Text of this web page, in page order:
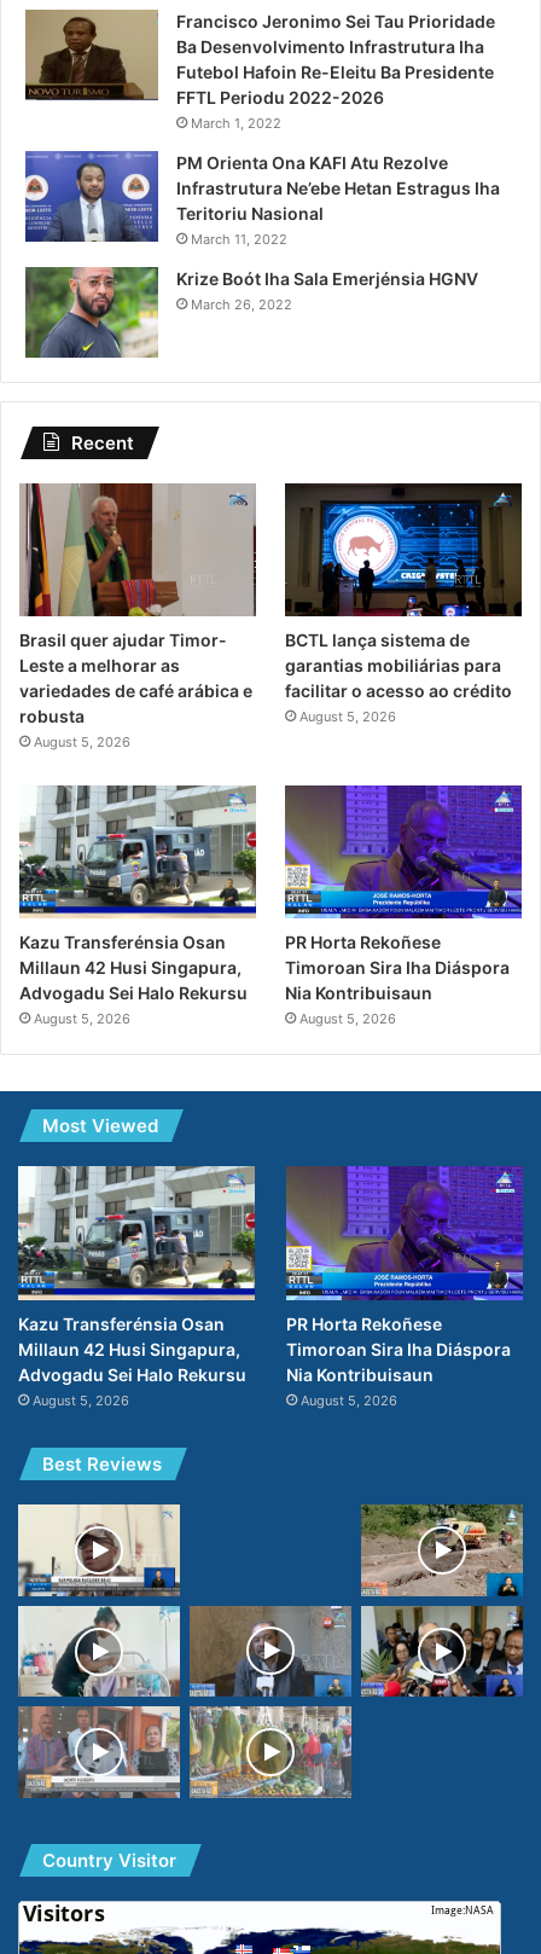
Francisco Jeronimo Sei Tau Prioridade
Ba Desenvolvimento Infrastrutura Iha
Futebol Hafoin Re-Eleitu Ba Presidente
FFTL Periodu 2022-2026
March 1, 2022
PM Orienta Ona KAFI Atu Rezolve
Infrastrutura Ne’ebe Hetan Estragus Iha
Teritoriu Nasional
March 11, 2022
Krize Boót Iha Sala Emerjénsia HGNV
March 26, 2022
Recent
Brasil quer ajudar Timor-
Leste a melhorar as
variedades de café arábica e
robusta
August 5, 2026
BCTL lança sistema de
garantias mobiliárias para
facilitar o acesso ao crédito
August 5, 2026
Kazu Transferénsia Osan
Millaun 42 Husi Singapura,
Advogadu Sei Halo Rekursu
August 5, 2026
PR Horta Rekoñese
Timoroan Sira Iha Diáspora
Nia Kontribuisaun
August 5, 2026
Most Viewed
Kazu Transferénsia Osan
Millaun 42 Husi Singapura,
Advogadu Sei Halo Rekursu
August 5, 2026
PR Horta Rekoñese
Timoroan Sira Iha Diáspora
Nia Kontribuisaun
August 5, 2026
Best Reviews
Country Visitor